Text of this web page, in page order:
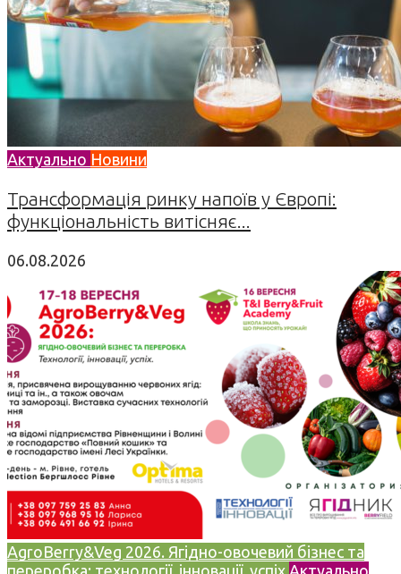
Актуально Новини
Трансформація ринку напоїв у Європі:
функціональність витісняє...
06.08.2026
AgroBerry&Veg 2026. Ягідно-овочевий бізнес та
переробка: технології, інновації, успіх Актуально